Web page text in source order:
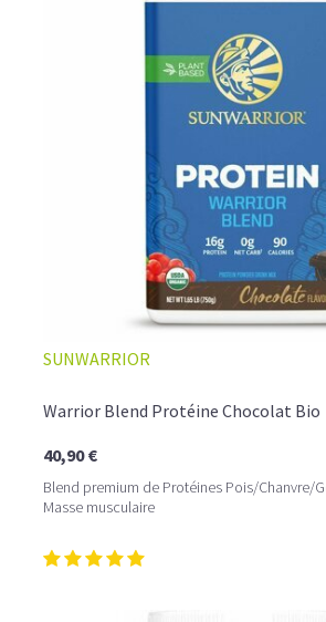
SUNWARRIOR
Warrior Blend Protéine Chocolat Bio
40,90 €
Blend premium de Protéines Pois/Chanvre/
Masse musculaire